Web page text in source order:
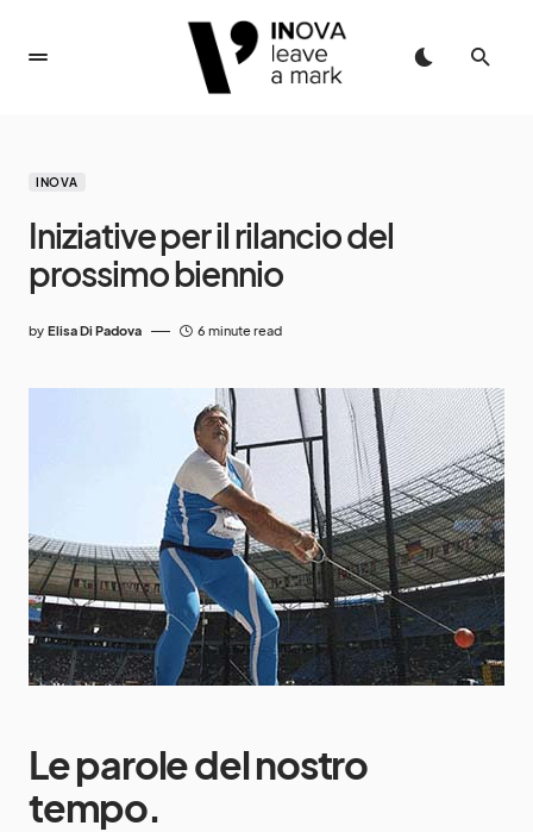
INOVA
Iniziative per il rilancio del
prossimo biennio
by Elisa Di Padova 6 minute read
Le parole del nostro
tempo.